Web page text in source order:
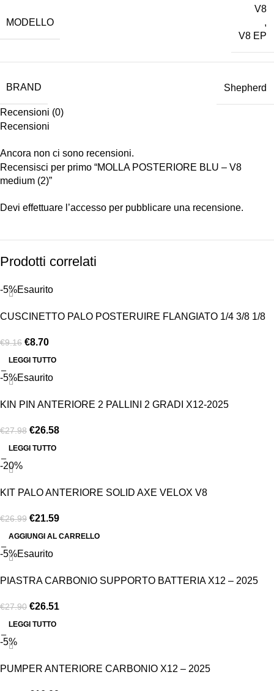
MODELLO
V8
,
V8 EP
BRAND Shepherd
Recensioni (0)
Recensioni
Ancora non ci sono recensioni.
Recensisci per primo “MOLLA POSTERIORE BLU – V8
medium (2)”
Devi effettuare l’accesso per pubblicare una recensione.
Prodotti correlati
-5%Esaurito
CUSCINETTO PALO POSTERUIRE FLANGIATO 1/4 3/8 1/8
€9.16 €8.70
LEGGI TUTTO
-5%Esaurito
KIN PIN ANTERIORE 2 PALLINI 2 GRADI X12-2025
€27.98 €26.58
LEGGI TUTTO
-20%
KIT PALO ANTERIORE SOLID AXE VELOX V8
€26.99 €21.59
AGGIUNGI AL CARRELLO
-5%Esaurito
PIASTRA CARBONIO SUPPORTO BATTERIA X12 – 2025
€27.90 €26.51
LEGGI TUTTO
-5%
PUMPER ANTERIORE CARBONIO X12 – 2025